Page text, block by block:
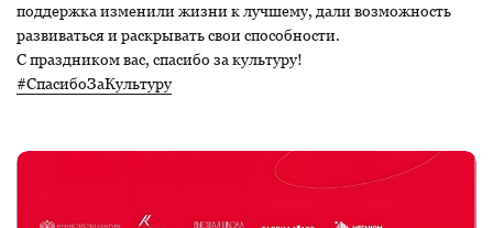
поддержка изменили жизни к лучшему, дали возможность
развиваться и раскрывать свои способности.
С праздником вас, спасибо за культуру!
#СпасибоЗаКультуру